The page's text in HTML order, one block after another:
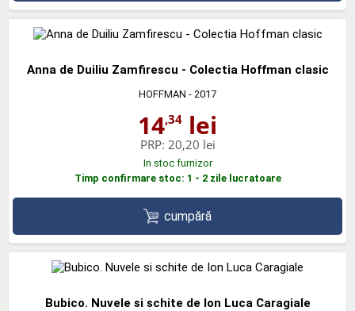
Anna de Duiliu Zamfirescu - Colectia Hoffman clasic
HOFFMAN - 2017
14,34 lei
PRP: 20,20 lei
In stoc furnizor
Timp confirmare stoc: 1 - 2 zile lucratoare
cumpără
Bubico. Nuvele si schite de Ion Luca Caragiale